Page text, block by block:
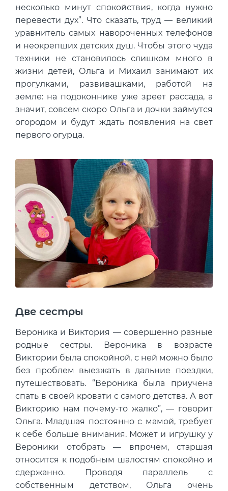
несколько минут спокойствия, когда нужно
перевести дух”. Что сказать, труд — великий
уравнитель самых навороченных телефонов
и неокрепших детских душ. Чтобы этого чуда
техники не становилось слишком много в
жизни детей, Ольга и Михаил занимают их
прогулками, развивашками, работой на
земле: на подоконнике уже зреет рассада, а
значит, совсем скоро Ольга и дочки займутся
огородом и будут ждать появления на свет
первого огурца.
Две сестры
Вероника и Виктория — совершенно разные
родные сестры. Вероника в возрасте
Виктории была спокойной, с ней можно было
без проблем выезжать в дальние поездки,
путешествовать. “Вероника была приучена
спать в своей кровати с самого детства. А вот
Викторию нам почему-то жалко”, — говорит
Ольга. Младшая постоянно с мамой, требует
к себе больше внимания. Может и игрушку у
Вероники отобрать — впрочем, старшая
относится к подобным шалостям спокойно и
сдержанно. Проводя параллель с
собственным детством, Ольга очень